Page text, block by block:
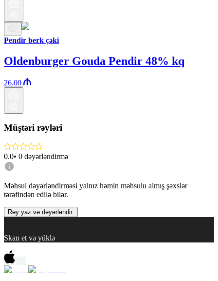
Pendir berk çəki
Oldenburger Gouda Pendir 48% kq
26.00
Müştəri rəyləri
0.0• 0 dəyərləndirmə
Məhsul dəyərləndirməsi yalnız həmin məhsulu almış şəxslər
tərəfindən edilə bilər.
Rəy yaz və dəyərləndir.
Skan et və yüklə